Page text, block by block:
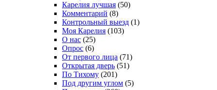
Карелия лучшая (50)
Комментарий (8)
Контрольный выезд (1)
Моя Карелия (103)
О нас (25)
Опрос (6)
От первого лица (71)
Открытая дверь (51)
По Тихому (201)
Под другим углом (5)